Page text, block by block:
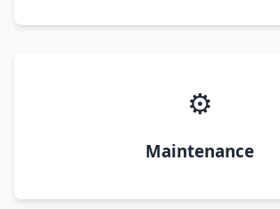
⚙️
Maintenance